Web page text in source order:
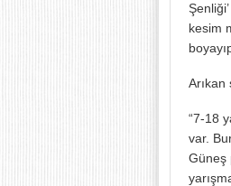
kesim
“7-18
var.
Güneş